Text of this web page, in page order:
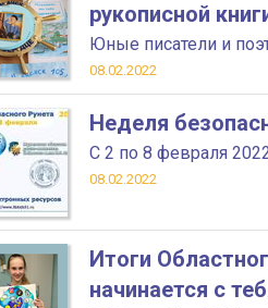
рукописной
Юные писатели и
08.02.2022
Неделя
С 2 по 8 февраля
08.02.2022
Итоги
начинается с